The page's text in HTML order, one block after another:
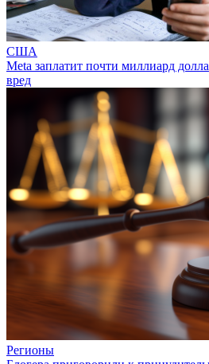
США
Meta заплатит почти миллиард
вред
Регионы